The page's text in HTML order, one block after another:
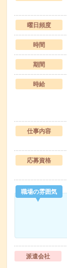
曜日頻度
時間
期間
時給
仕事内容
応募資格
職場の雰囲気
派遣会社